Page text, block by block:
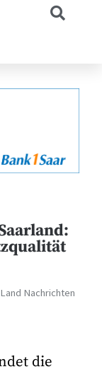
Nachrichten
die